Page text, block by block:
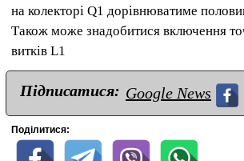
на колекторі Q1 дорівнюватиме
Також може знадобитися включення
витків L1
Підписатися: Google News
Поділитися: